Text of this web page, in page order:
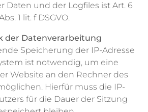
Daten und der Logfiles ist Art. 6
1 lit. f DSGVO.
der Datenverarbeitung
Speicherung der IP-Adresse
ist notwendig, um eine
Website an den Rechner des
Hierfür muss die IP-
für die Dauer der Sitzung